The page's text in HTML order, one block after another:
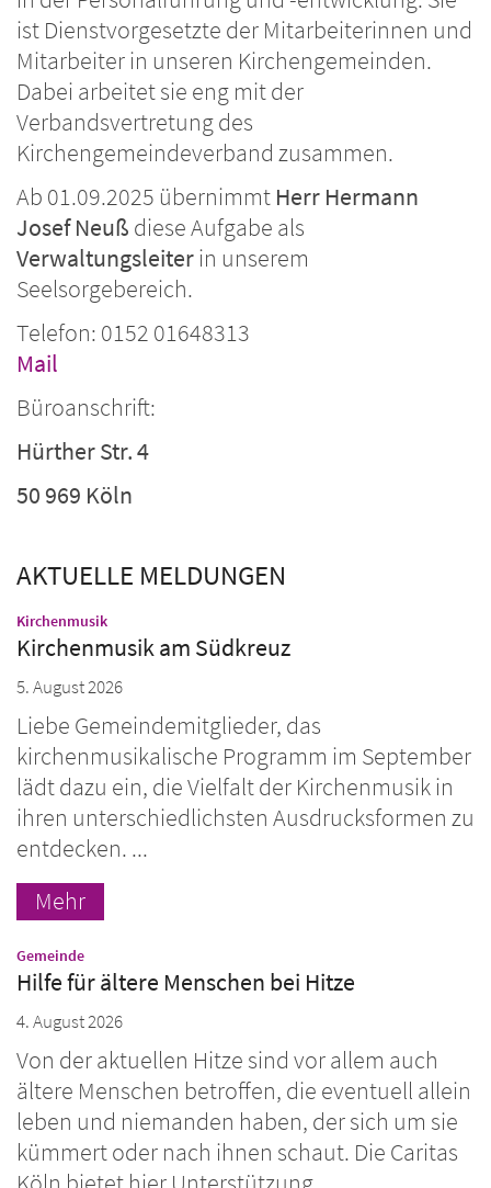
ist Dienstvorgesetzte der Mitarbeiterinnen und
Mitarbeiter in unseren Kirchengemeinden.
Dabei arbeitet sie eng mit der
Verbandsvertretung des
Kirchengemeindeverband zusammen.
Ab 01.09.2025 übernimmt Herr Hermann
Josef Neuß diese Aufgabe als
Verwaltungsleiterin unserem
Seelsorgebereich.
Telefon: 0152 01648313
Mail
Büroanschrift:
Hürther Str. 4
50 969 Köln
AKTUELLE MELDUNGEN
Kirchenmusik:
Kirchenmusik am Südkreuz
5. August 2026
Liebe Gemeindemitglieder, das
kirchenmusikalische Programm im September
lädt dazu ein, die Vielfalt der Kirchenmusik in
ihren unterschiedlichsten Ausdrucksformen zu
entdecken. ...
Mehr
Gemeinde:
Hilfe für ältere Menschen bei Hitze
4. August 2026
Von der aktuellen Hitze sind vor allem auch
ältere Menschen betroffen, die eventuell allein
leben und niemanden haben, der sich um sie
kümmert oder nach ihnen schaut. Die Caritas